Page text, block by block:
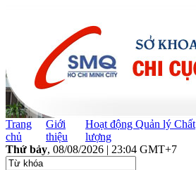
Trang
chủ
Giới
thiệu
Hoạt động Quản lý Chất
lượng
Thứ bảy, 08/08/2026 | 23:04 GMT+7